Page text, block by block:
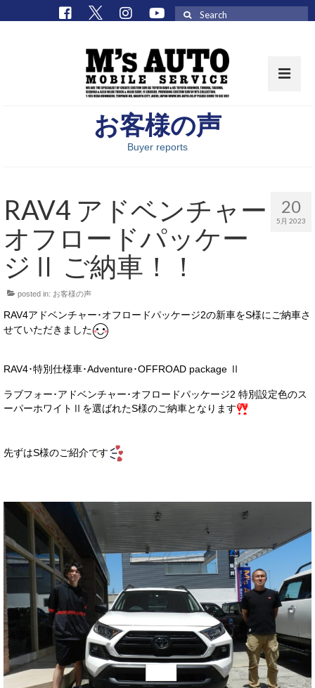
取扱車種一覧
M’sCollectionパーツ一覧
エムズオート
M’sCollection
エムズオートとは
サービス・保証
店舗情報
スタッフ紹介
ブログ
イベント
ニュース
スタッフブログ
お客様の声
お問い合わせ
お客様の声
Buyer reports
20
5月 2023
RAV4 アドベンチャー
オフロードパッケー
ジⅡ ご納車！！
posted in: お客様の声
RAV4アドベンチャー･オフロードパッケージ2の新車をS様にご納車さ
せていただきました
RAV4･特別仕様車･Adventure･OFFROAD package Ⅱ
ラブフォー･アドベンチャー･オフロードパッケージ2 特別設定色のス
ーパーホワイトⅡを選ばれたS様のご納車となります
先ずはS様のご紹介です